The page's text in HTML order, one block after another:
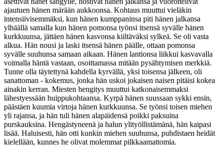
ajautuen hänen märään aukkoonsa. Kohtaus muuttui vieläkin
intensiivisemmäksi, kun hänen kumppaninsa piti hänen jalkansa
ylhäällä samalla kun hänen pomonsa työnsi itsensä syvälle hänen
kurkkuunsa, jättäen hänen kasvonsa kiiltäväksi sylkeä. Se oli vasta
alkua. Hän nousi ja laski itsensä hänen päälle, ottaan pomonsa
syvälle suuhunsa samaan aikaan. Hänen lantionsa liikkui kasvavalla
voimalla häntä vastaan, osoittamassa mitään pysähtymisen merkkiä.
Tunne olla täytettynä kahdella kyrvällä, yksi toisensa jälkeen, oli
sanattoman - kokemus, jonka hän uskoi jokaisen naisen pitäisi kokea
ainakin kerran. Miesten hengitys muuttui katkonaisemmaksi
lähestyessään huippukohtaansa. Kyrpä hänen suussaan sykki ensin,
päästäen kuumia virtoja hänen kurkkuunsa. Se työnsi toisen miehen
yli rajansa, ja hän tuli hänen alapäidensä poikki paksuina
purskauksina. Hengästyneenä ja halun ylityöllistämänä, hän kaipasi
lisää. Haluisesti, hän otti kunkin miehen suuhunsa, puhdistaen heidät
kielellään, kunnes he olivat molemmat pilkkaamattomia.